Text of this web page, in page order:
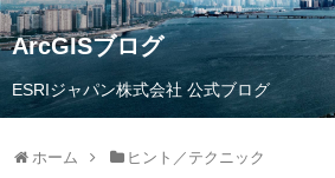
ArcGISブログ
ESRIジャパン株式会社 公式ブログ
ホーム ヒント／テクニック